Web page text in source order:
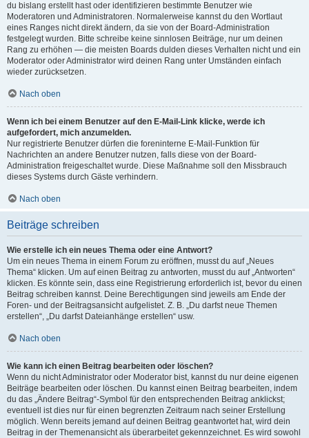
du bislang erstellt hast oder identifizieren bestimmte Benutzer wie
Moderatoren und Administratoren. Normalerweise kannst du den Wortlaut
eines Ranges nicht direkt ändern, da sie von der Board-Administration
festgelegt wurden. Bitte schreibe keine sinnlosen Beiträge, nur um deinen
Rang zu erhöhen — die meisten Boards dulden dieses Verhalten nicht und ein
Moderator oder Administrator wird deinen Rang unter Umständen einfach
wieder zurücksetzen.
Nach oben
Wenn ich bei einem Benutzer auf den E-Mail-Link klicke, werde ich
aufgefordert, mich anzumelden.
Nur registrierte Benutzer dürfen die foreninterne E-Mail-Funktion für
Nachrichten an andere Benutzer nutzen, falls diese von der Board-
Administration freigeschaltet wurde. Diese Maßnahme soll den Missbrauch
dieses Systems durch Gäste verhindern.
Nach oben
Beiträge schreiben
Wie erstelle ich ein neues Thema oder eine Antwort?
Um ein neues Thema in einem Forum zu eröffnen, musst du auf „Neues
Thema“ klicken. Um auf einen Beitrag zu antworten, musst du auf „Antworten“
klicken. Es könnte sein, dass eine Registrierung erforderlich ist, bevor du einen
Beitrag schreiben kannst. Deine Berechtigungen sind jeweils am Ende der
Foren- und der Beitragsansicht aufgelistet. Z. B. „Du darfst neue Themen
erstellen“, „Du darfst Dateianhänge erstellen“ usw.
Nach oben
Wie kann ich einen Beitrag bearbeiten oder löschen?
Wenn du nicht Administrator oder Moderator bist, kannst du nur deine eigenen
Beiträge bearbeiten oder löschen. Du kannst einen Beitrag bearbeiten, indem
du das „Ändere Beitrag“-Symbol für den entsprechenden Beitrag anklickst;
eventuell ist dies nur für einen begrenzten Zeitraum nach seiner Erstellung
möglich. Wenn bereits jemand auf deinen Beitrag geantwortet hat, wird dein
Beitrag in der Themenansicht als überarbeitet gekennzeichnet. Es wird sowohl